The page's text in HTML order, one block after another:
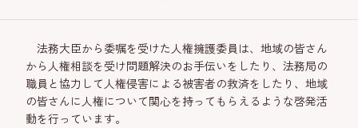
法務大臣から委嘱を受けた人権擁護委員は、地域の皆さん
から人権相談を受け問題解決のお手伝いをしたり、法務局の
職員と協力して人権侵害による被害者の救済をしたり、地域
の皆さんに人権について関心を持ってもらえるような啓発活
動を行っています。